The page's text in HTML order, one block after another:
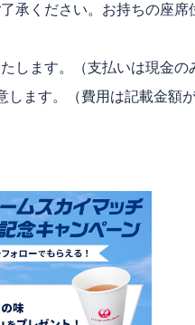
承ください。お持ちの座席
します。（支払いは現金の
ます。（費用は記載金額が